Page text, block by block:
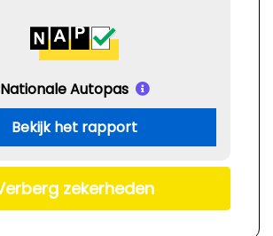
Nationale Autopas
Bekijk het rapport
zekerheden